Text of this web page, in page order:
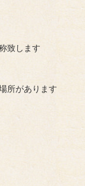
致します
所があります